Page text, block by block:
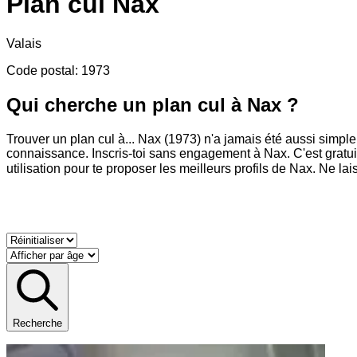
Valais
Code postal : 1973
Qui cherche un plan cul à Nax ?
Trouver un plan cul à... Nax (1973) n'a jamais été aussi
connaissance. Inscris-toi sans engagement à Nax. C'est
utilisation pour te proposer les meilleurs profils de Nax. Ne
Recherche